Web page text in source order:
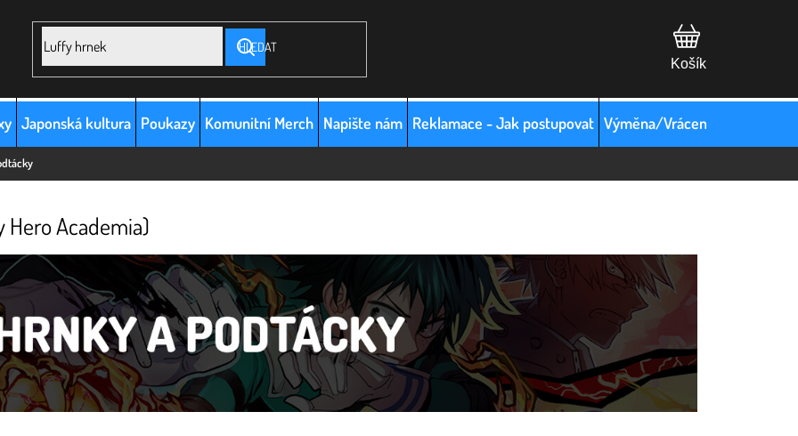
HLEDAT
Japonská kultura Poukazy Komunitní Merch Napište nám Reklamace - Jak postupovat Výměna/Vrácení zboží
Hero Academia)